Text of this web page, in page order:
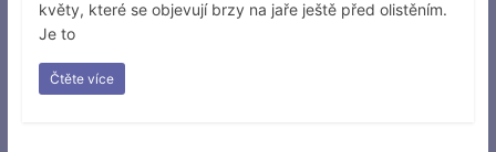
květy, které se objevují brzy na jaře ještě před olistěním.
Je to
Čtěte více